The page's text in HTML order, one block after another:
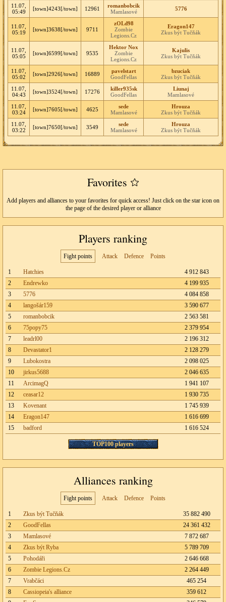
11.07,
05:49
[town]4243[/town] 12961
romanbobcik
Mamlasové
5776
11.07,
05:19
[town]3638[/town] 9711
zOLd98
Zombie
Legions.Cz
Eragon147
Zkus být Tučňák
11.07,
05:05
[town]6599[/town] 9535
Hektor Nox
Zombie
Legions.Cz
Kajulis
Zkus být Tučňák
11.07,
05:02
[town]2926[/town] 16889
pavelstart
GoodFellas
bzuciak
Zkus být Tučňák
11.07,
04:43
[town]3524[/town] 17276
killer935sk
GoodFellas
Liunaj
Mamlasové
11.07,
03:24
[town]7605[/town] 4625
sede
Mamlasové
Hrouza
Zkus být Tučňák
11.07,
03:22
[town]7650[/town] 3549
sede
Mamlasové
Hrouza
Zkus být Tučňák
Favorites
Add players and alliances to your favorites for quick access! Just click on the star icon on
the page of the desired player or alliance
Players ranking
Fight points Attack Defence Points
1 Hatchies
4 912 843
2
Endrewko
4 199 935
3
5776
4 084 858
4
langošár159
3 590 677
5
romanbobcik
2 563 581
6
75popy75
2 379 954
7
leadrl00
2 196 312
8
Devastator1
2 128 279
9
Lubokostra
2 098 025
10
jirkus5688
2 046 635
11
ArcimagQ
1 941 107
12
ceasar12
1 930 735
13
Kovenant
1 745 939
14
Eragon147
1 616 699
15
badford 1 616 524
TOP100 players
Alliances ranking
Fight points Attack Defence Points
1 Zkus být Tučňák
35 882 490
2
GoodFellas
24 361 432
3
Mamlasové
7 872 687
4
Zkus být Ryba
5 789 709
5
Pohodáři
2 646 668
6
Zombie Legions.Cz
2 264 449
7
Vrabčáci
465 254
8
Cassiopeia's alliance
359 612